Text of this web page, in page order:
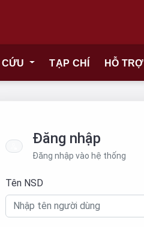
TẠP CHÍ HỖ TRỢ
Đăng nhập
Đăng nhập vào hệ thống
Tên NSD